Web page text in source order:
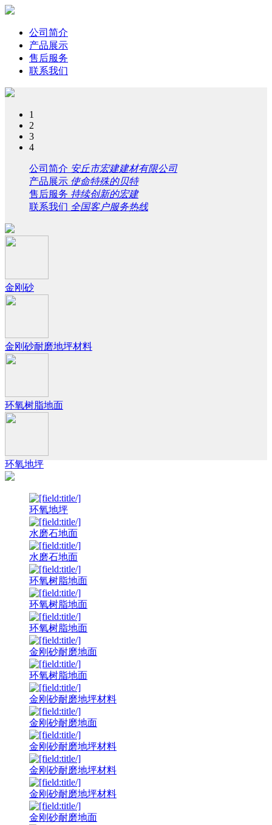
公司简介
产品展示
售后服务
联系我们
1
2
3
4
公司简介 安丘市宏建建材有限公司
产品展示 使命特殊的贝特
售后服务 持续创新的宏建
联系我们 全国客户服务热线
金刚砂
金刚砂耐磨地坪材料
环氧树脂地面
环氧地坪
环氧地坪
水磨石地面
水磨石地面
环氧树脂地面
环氧树脂地面
环氧树脂地面
金刚砂耐磨地面
环氧树脂地面
金刚砂耐磨地坪材料
金刚砂耐磨地面
金刚砂耐磨地坪材料
金刚砂耐磨地坪材料
金刚砂耐磨地坪材料
金刚砂耐磨地面